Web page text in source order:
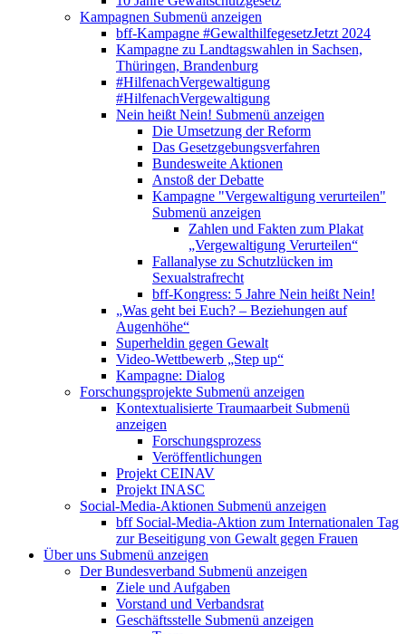
Kampagnen Submenü anzeigen
bff-Kampagne #GewalthilfegesetzJetzt 2024
Kampagne zu Landtagswahlen in Sachsen,
Thüringen, Brandenburg
#HilfenachVergewaltigung
#HilfenachVergewaltigung
Nein heißt Nein! Submenü anzeigen
Die Umsetzung der Reform
Das Gesetzgebungsverfahren
Bundesweite Aktionen
Anstoß der Debatte
Kampagne "Vergewaltigung verurteilen"
Submenü anzeigen
Zahlen und Fakten zum Plakat
„Vergewaltigung Verurteilen“
Fallanalyse zu Schutzlücken im
Sexualstrafrecht
bff-Kongress: 5 Jahre Nein heißt Nein!
„Was geht bei Euch? – Beziehungen auf
Augenhöhe“
Superheldin gegen Gewalt
Video-Wettbewerb „Step up“
Kampagne: Dialog
Forschungsprojekte Submenü anzeigen
Kontextualisierte Traumaarbeit Submenü
anzeigen
Forschungsprozess
Veröffentlichungen
Projekt CEINAV
Projekt INASC
Social-Media-Aktionen Submenü anzeigen
bff Social-Media-Aktion zum Internationalen Tag
zur Beseitigung von Gewalt gegen Frauen
Über uns Submenü anzeigen
Der Bundesverband Submenü anzeigen
Ziele und Aufgaben
Vorstand und Verbandsrat
Geschäftsstelle Submenü anzeigen